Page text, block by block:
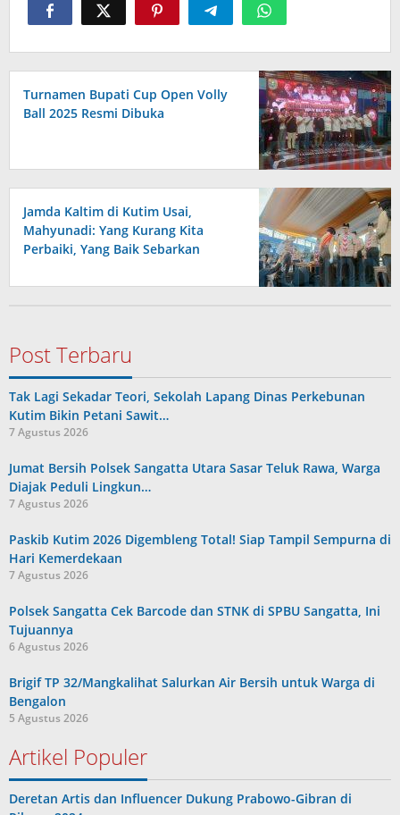
Turnamen Bupati Cup Open Volly
Ball 2025 Resmi Dibuka
Jamda Kaltim di Kutim Usai,
Mahyunadi: Yang Kurang Kita
Perbaiki, Yang Baik Sebarkan
Post Terbaru
Tak Lagi Sekadar Teori, Sekolah Lapang Dinas Perkebunan
Kutim Bikin Petani Sawit…
7 Agustus 2026
Jumat Bersih Polsek Sangatta Utara Sasar Teluk Rawa, Warga
Diajak Peduli Lingkun…
7 Agustus 2026
Paskib Kutim 2026 Digembleng Total! Siap Tampil Sempurna di
Hari Kemerdekaan
7 Agustus 2026
Polsek Sangatta Cek Barcode dan STNK di SPBU Sangatta, Ini
Tujuannya
6 Agustus 2026
Brigif TP 32/Mangkalihat Salurkan Air Bersih untuk Warga di
Bengalon
5 Agustus 2026
Artikel Populer
Deretan Artis dan Influencer Dukung Prabowo-Gibran di